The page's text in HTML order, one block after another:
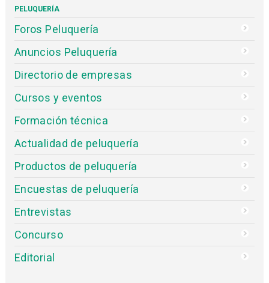
PELUQUERÍA
Foros Peluquería
Anuncios Peluquería
Directorio de empresas
Cursos y eventos
Formación técnica
Actualidad de peluquería
Productos de peluquería
Encuestas de peluquería
Entrevistas
Concurso
Editorial